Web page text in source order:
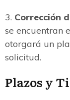
3. Corrección
se encuentran
otorgará un
solicitud.
Plazos y